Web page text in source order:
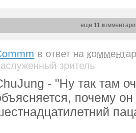
еще 11
в ответ на
зритель
- "Ну так там
почему он